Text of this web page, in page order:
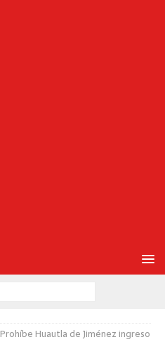
Prohíbe Huautla de Jiménez ingreso